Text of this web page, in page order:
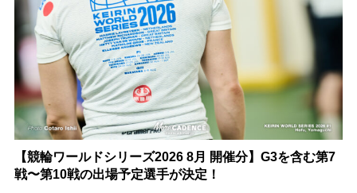
【競輪ワールドシリーズ2026 8月 開催分】G3を含む第7
戦〜第10戦の出場予定選手が決定！